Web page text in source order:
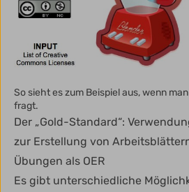
So sieht es zum Beispiel aus, wenn
fragt.
Der „Gold-Standard“:
zur Erstellung von
Übungen als OER
Es gibt unterschiedliche